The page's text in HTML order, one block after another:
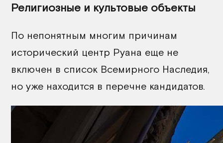
Религиозные и культовые объекты
По непонятным многим причинам
исторический центр Руана еще не
включен в список Всемирного Наследия,
но уже находится в перечне кандидатов.